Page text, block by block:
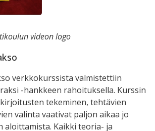
videon logo
verkkokurssista valmistettiin
-hankkeen rahoituksella. Kurssin
tekeminen, tehtävien
valinta vaativat paljon aikaa jo
aloittamista. Kaikki teoria- ja